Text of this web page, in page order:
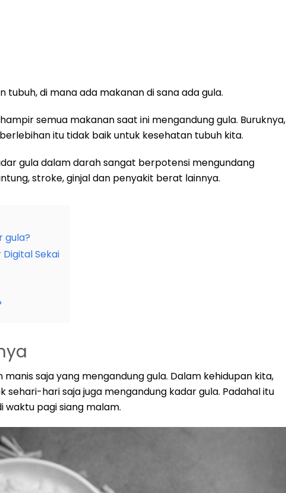
di mana ada makanan di sana ada gula.
semua makanan saat ini mengandung gula. Buruknya,
itu tidak baik untuk kesehatan tubuh kita.
gula dalam darah sangat berpotensi mengundang
stroke, ginjal dan penyakit berat lainnya.
gula?
Sekai
saja yang mengandung gula. Dalam kehidupan kita,
sehari-hari saja juga mengandung kadar gula. Padahal itu
waktu pagi siang malam.